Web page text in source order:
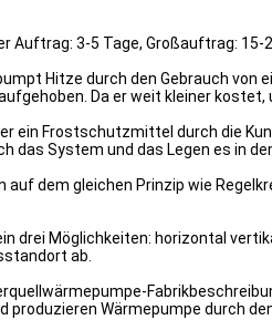
Auftrag: 3-5 Tage, Großauftrag: 15-
Hitze durch den Gebrauch von
Da er weit kleiner
ein Frostschutzmittel durch die
das System und das Legen es in
dem gleichen Prinzip wie
drei Möglichkeiten: horizontal
ab.
produzieren Wärmepumpe durch